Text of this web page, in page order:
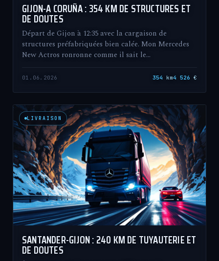
GIJON-A CORUÑA : 354 KM DE STRUCTURES ET
DE DOUTES
Départ de Gijon à 12:35 avec la cargaison de
structures préfabriquées bien calée. Mon Mercedes
New Actros ronronne comme il sait le…
01.06.2026 354 km4 526 €
LIVRAISON
SANTANDER-GIJON : 240 KM DE TUYAUTERIE ET
DE DOUTES